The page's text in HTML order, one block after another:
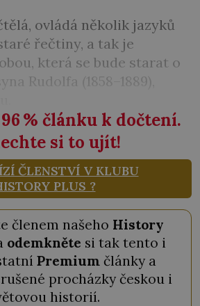
ovládá několik jazyků
řečtiny, a tak je
která se bude starat o
Rudolfa (1858–1889),
% článku k dočtení.
si to ujít!
ČLENSTVÍ V KLUBU
PLUS ?
členem našeho History
odemkněte si tak tento i
Premium články a
procházky českou i
historií.